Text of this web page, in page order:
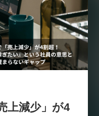
いて
ミナー
】「イノベーションを
」～投資される事業の
達・巻き込みのリアル
上減少」が4